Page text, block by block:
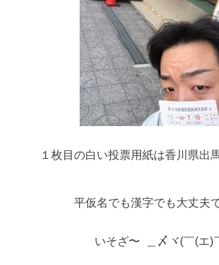
１枚目の白い投票用紙は香川県出
平仮名でも漢字でも大丈夫
いそざ〜 ＿〆ヾ(￣(エ)